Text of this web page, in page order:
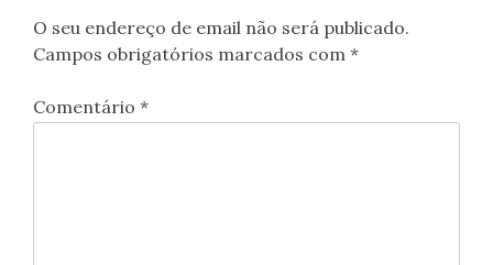
O seu endereço de email não será publicado.
Campos obrigatórios marcados com *
Comentário *